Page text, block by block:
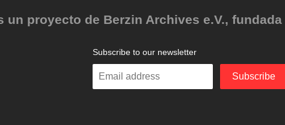
un proyecto de Berzin Archives e.V.,
Subscribe to our newsletter
Enter
Subscribe